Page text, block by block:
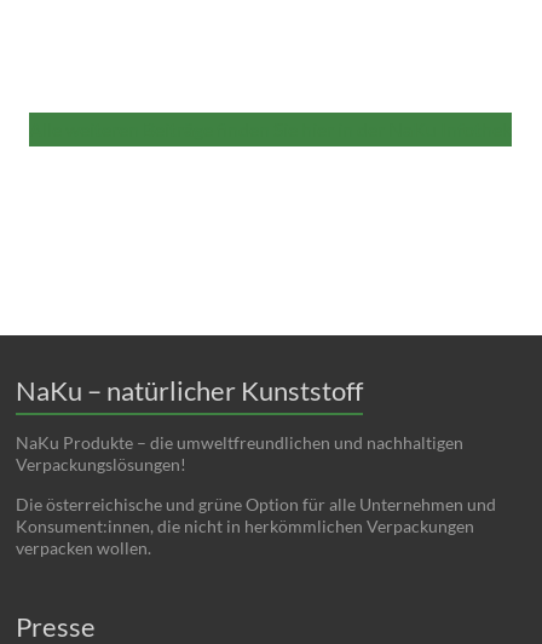
NaKu – natürlicher Kunststoff
NaKu Produkte – die umweltfreundlichen und nachhaltigen
Verpackungslösungen!
Die österreichische und grüne Option für alle Unternehmen und
Konsument:innen, die nicht in herkömmlichen Verpackungen
verpacken wollen.
Presse